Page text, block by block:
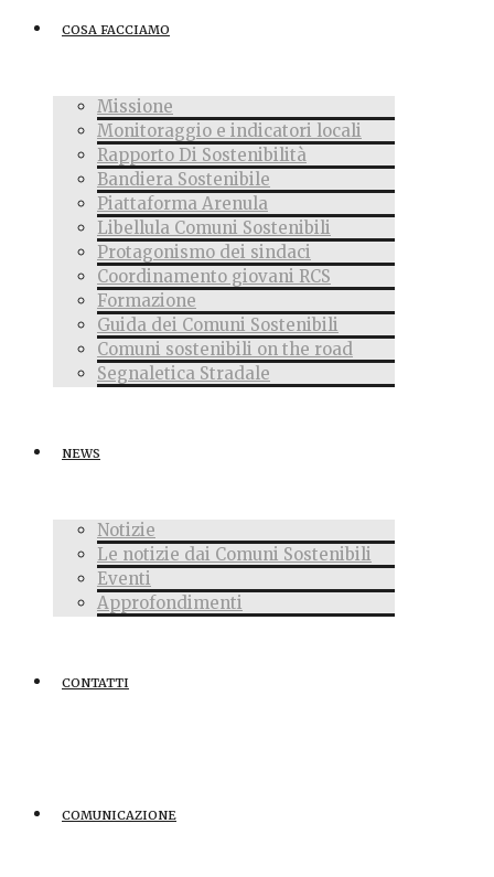
COSA FACCIAMO
Missione
Monitoraggio e indicatori locali
Rapporto Di Sostenibilità
Bandiera Sostenibile
Piattaforma Arenula
Libellula Comuni Sostenibili
Protagonismo dei sindaci
Coordinamento giovani RCS
Formazione
Guida dei Comuni Sostenibili
Comuni sostenibili on the road
Segnaletica Stradale
NEWS
Notizie
Le notizie dai Comuni Sostenibili
Eventi
Approfondimenti
CONTATTI
COMUNICAZIONE